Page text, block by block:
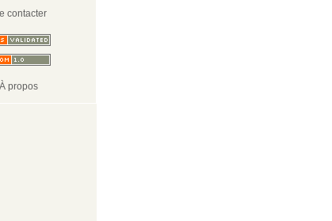
contacter
À propos